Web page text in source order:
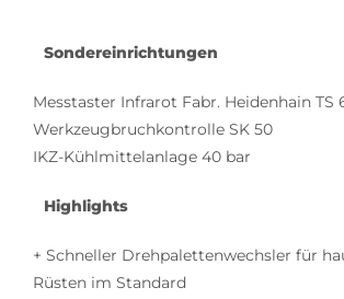
Sondereinrichtungen
Messtaster Infrarot Fabr. Heidenhain TS
Werkzeugbruchkontrolle SK 50
IKZ-Kühlmittelanlage 40 bar
Highlights
+ Schneller Drehpalettenwechsler für
Rüsten im Standard